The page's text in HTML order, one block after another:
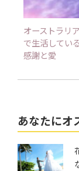
オーストラリ
で生活してい
感謝と愛
あなたにオ